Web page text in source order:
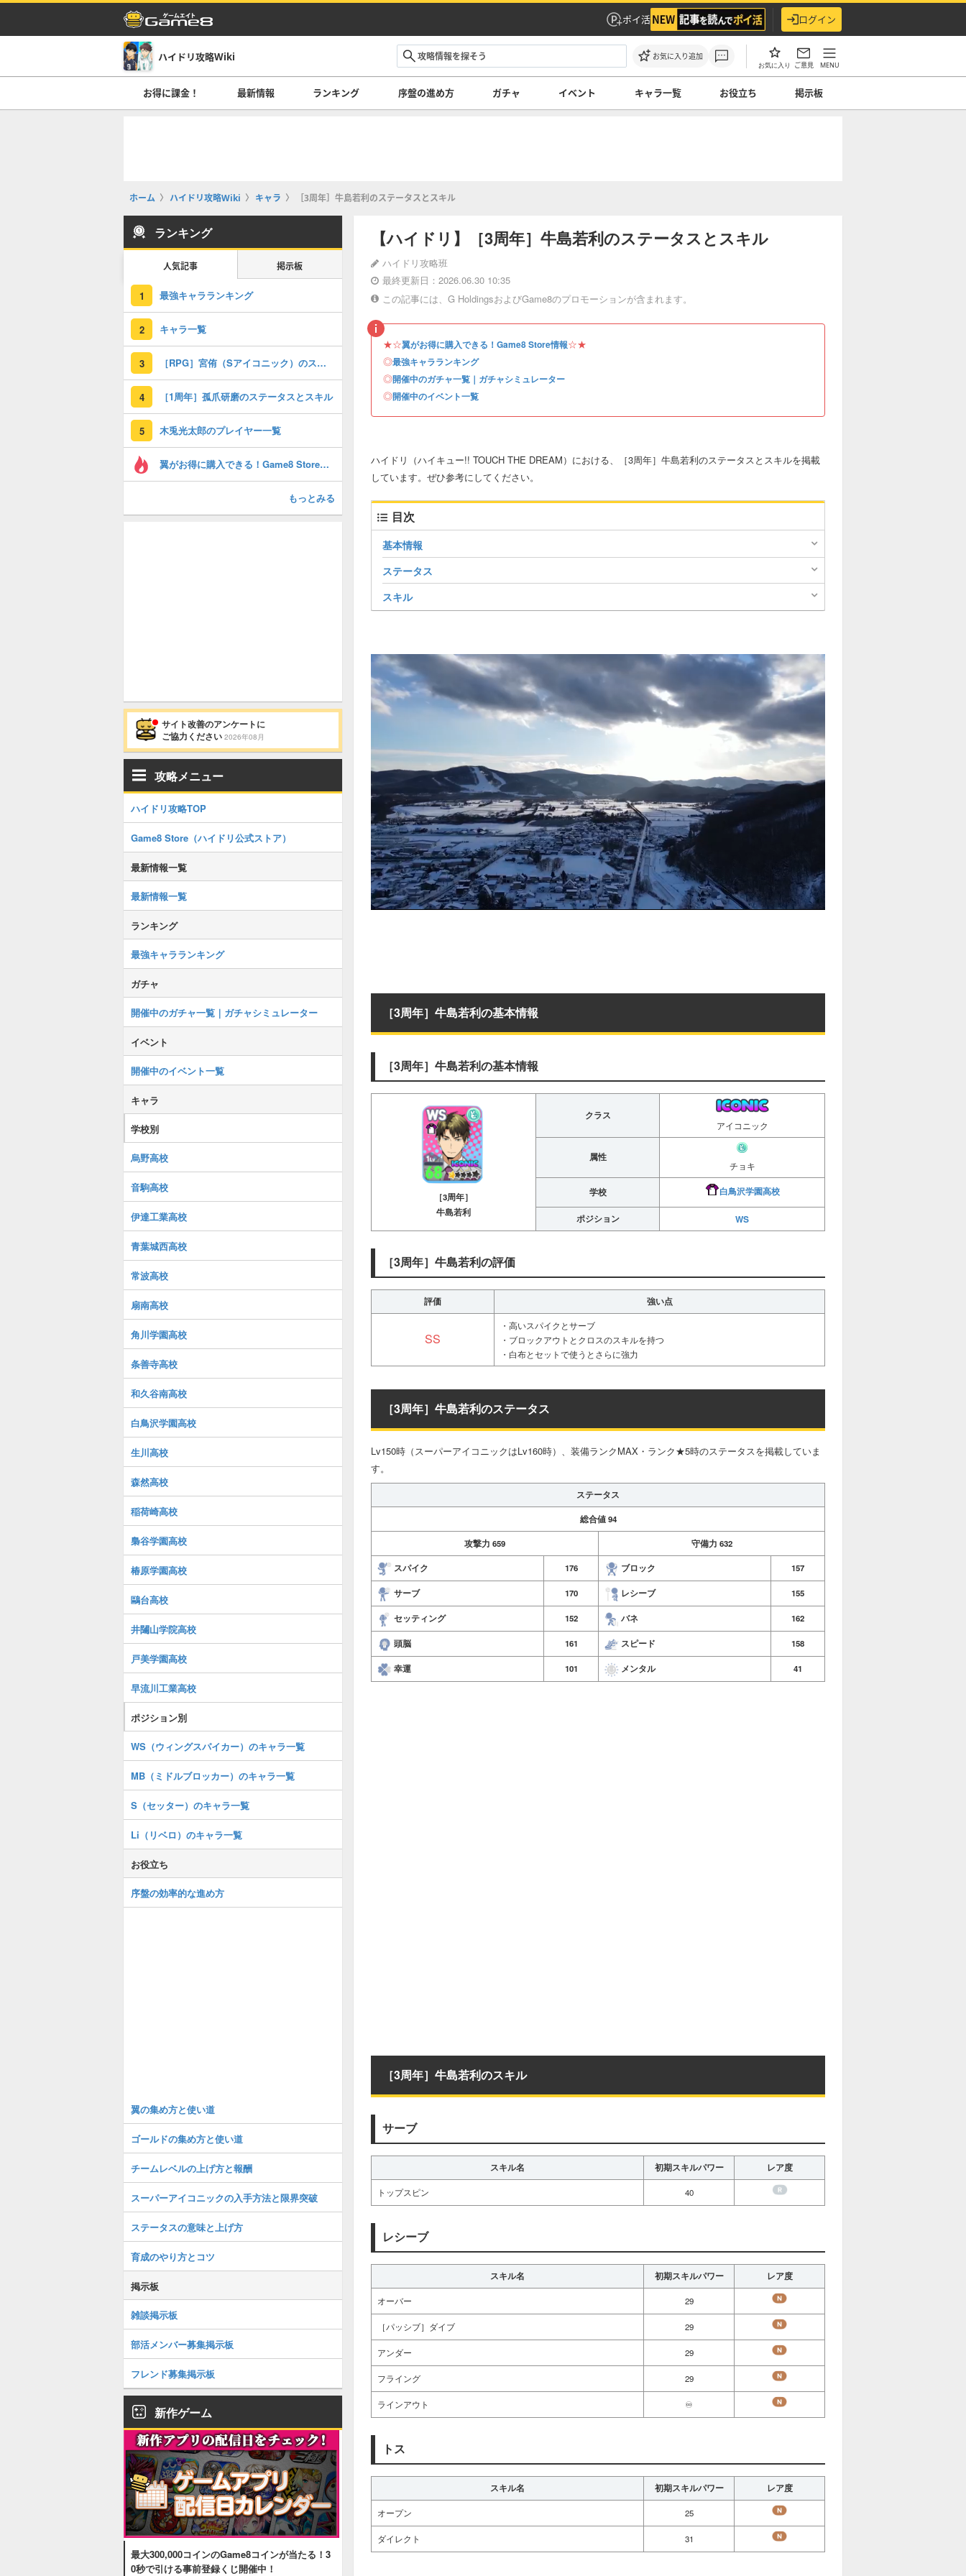
ポイ活 ログイン
ハイドリ攻略Wiki お気に入り追加
お気に入り ご意見 MENU
お得に課金！ 最新情報 ランキング 序盤の進め方 ガチャ イベント キャラ一覧 お役立ち 掲示板
ホーム ハイドリ攻略Wiki キャラ ［3周年］牛島若利のステータスとスキル
【ハイドリ】［3周年］牛島若利のステータスとスキル
ハイドリ攻略班
最終更新日：2026.06.30 10:35
この記事には、G HoldingsおよびGame8のプロモーションが含まれます。
★☆翼がお得に購入できる！Game8 Store情報☆★
◎最強キャラランキング
◎開催中のガチャ一覧｜ガチャシミュレーター
◎開催中のイベント一覧
ハイドリ（ハイキュー!! TOUCH THE DREAM）における、［3周年］牛島若利のステータスとスキルを掲載
しています。ぜひ参考にしてください。
目次
基本情報
ステータス
スキル
［3周年］牛島若利の基本情報
［3周年］牛島若利の基本情報
［3周年］
牛島若利
クラス
アイコニック
属性
チョキ
学校 白鳥沢学園高校
ポジション WS
［3周年］牛島若利の評価
評価 強い点
SS
・高いスパイクとサーブ
・ブロックアウトとクロスのスキルを持つ
・白布とセットで使うとさらに強力
［3周年］牛島若利のステータス
Lv150時（スーパーアイコニックはLv160時）、装備ランクMAX・ランク★5時のステータスを掲載していま
す。
ステータス
総合値 94
攻撃力 659 守備力 632
スパイク
176 ブロック 157
サーブ 170 レシーブ 155
セッティング 152 バネ 162
頭脳 161 スピード 158
幸運 101 メンタル 41
［3周年］牛島若利のスキル
サーブ
スキル名 初期スキルパワー レア度
トップスピン 40
レシーブ
スキル名 初期スキルパワー レア度
オーバー 29
［パッシブ］ダイブ 29
アンダー 29
フライング 29
ラインアウト ♾️
トス
スキル名 初期スキルパワー レア度
オープン 25
ダイレクト 31
ランキング
人気記事 掲示板
1 最強キャラランキング
2 キャラ一覧
3 ［RPG］宮侑（Sアイコニック）のステータスとスキル
4 ［1周年］孤爪研磨のステータスとスキル
5 木兎光太郎のプレイヤー一覧
翼がお得に購入できる！Game8 Store情報
もっとみる
サイト改善のアンケートに
ご協力ください 2026年08月
攻略メニュー
ハイドリ攻略TOP
Game8 Store（ハイドリ公式ストア）
最新情報一覧
最新情報一覧
ランキング
最強キャラランキング
ガチャ
開催中のガチャ一覧｜ガチャシミュレーター
イベント
開催中のイベント一覧
キャラ
学校別
烏野高校
音駒高校
伊達工業高校
青葉城西高校
常波高校
扇南高校
角川学園高校
条善寺高校
和久谷南高校
白鳥沢学園高校
生川高校
森然高校
稲荷崎高校
梟谷学園高校
椿原学園高校
鷗台高校
井闥山学院高校
戸美学園高校
早流川工業高校
ポジション別
WS（ウィングスパイカー）のキャラ一覧
MB（ミドルブロッカー）のキャラ一覧
S（セッター）のキャラ一覧
Li（リベロ）のキャラ一覧
お役立ち
序盤の効率的な進め方
翼の集め方と使い道
ゴールドの集め方と使い道
チームレベルの上げ方と報酬
スーパーアイコニックの入手方法と限界突破
ステータスの意味と上げ方
育成のやり方とコツ
掲示板
雑談掲示板
部活メンバー募集掲示板
フレンド募集掲示板
新作ゲーム
最大300,000コインのGame8コインが当たる！3
0秒で引ける事前登録くじ開催中！